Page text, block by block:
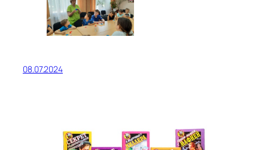
08.07.2024